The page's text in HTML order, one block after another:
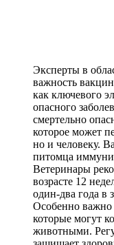
Эксперты в
важность
как ключевого
опасного
смертельно
которое может
но и человеку.
питомца
Ветеринары
возрасте 12
один-два года в
Особенно
которые могут
животными.